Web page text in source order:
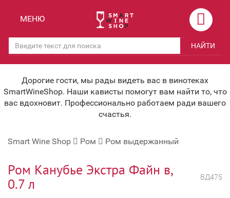
Скидки
Мероприятия
Корпоративным клиентам
Под заказ
Бонусная система
Наша команда
Вино крепленое
Вино игристое и Шампанское
Вино безалкогольное
Бренди, Коньяк, Арманьяк
Виски и Бурбон
Пиво и слабоалк. напитки
МЕНЮ
НАЙТИ
Дорогие гости, мы рады видеть вас в винотеках
SmartWineShop. Наши кависты помогут вам найти то, что
вас вдохновит. Профессионально работаем ради вашего
счастья.
Smart Wine Shop Ром Ром выдержанный
Ром Канубье Экстра Файн в,
0.7 л
ВД475